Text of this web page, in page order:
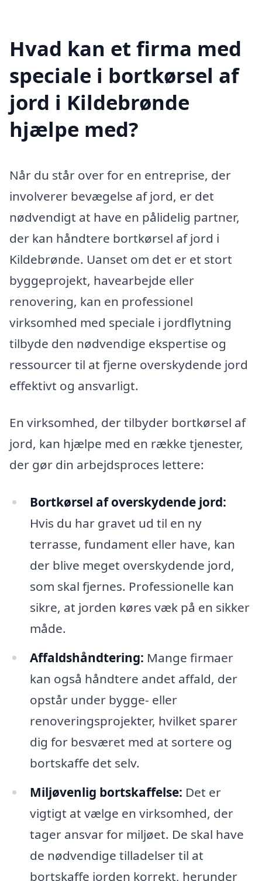
Hvad kan et firma med
speciale i bortkørsel af
jord i Kildebrønde
hjælpe med?
Når du står over for en entreprise, der
involverer bevægelse af jord, er det
nødvendigt at have en pålidelig partner,
der kan håndtere bortkørsel af jord i
Kildebrønde. Uanset om det er et stort
byggeprojekt, havearbejde eller
renovering, kan en professionel
virksomhed med speciale i jordflytning
tilbyde den nødvendige ekspertise og
ressourcer til at fjerne overskydende jord
effektivt og ansvarligt.
En virksomhed, der tilbyder bortkørsel af
jord, kan hjælpe med en række tjenester,
der gør din arbejdsproces lettere:
Bortkørsel af overskydende jord:
Hvis du har gravet ud til en ny
terrasse, fundament eller have, kan
der blive meget overskydende jord,
som skal fjernes. Professionelle kan
sikre, at jorden køres væk på en sikker
måde.
Affaldshåndtering: Mange firmaer
kan også håndtere andet affald, der
opstår under bygge- eller
renoveringsprojekter, hvilket sparer
dig for besværet med at sortere og
bortskaffe det selv.
Miljøvenlig bortskaffelse: Det er
vigtigt at vælge en virksomhed, der
tager ansvar for miljøet. De skal have
de nødvendige tilladelser til at
bortskaffe jorden korrekt, herunder